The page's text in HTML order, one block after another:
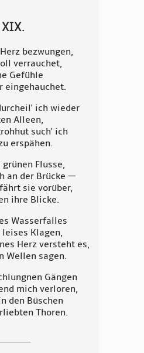
XIX.
bezwungen,
verrauchet,
Gefühle
eingehauchet.
ich wieder
Alleen,
such' ich
erspähen.
Flusse,
an der Brücke —
sie vorüber,
ihre Blicke.
Wasserfalles
Klagen,
Herz versteht es,
Wellen sagen.
Gängen
mich verloren,
den Büschen
Thoren.